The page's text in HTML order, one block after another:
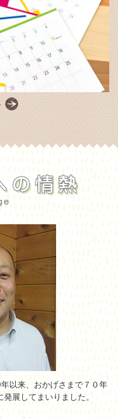
以来、おかげさまで７０年
展してまいりました。